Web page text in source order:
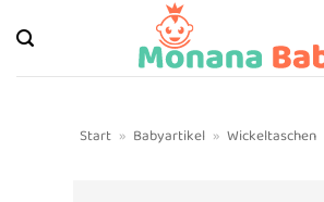
Inhalt
springen
Start » Babyartikel » Wickeltaschen